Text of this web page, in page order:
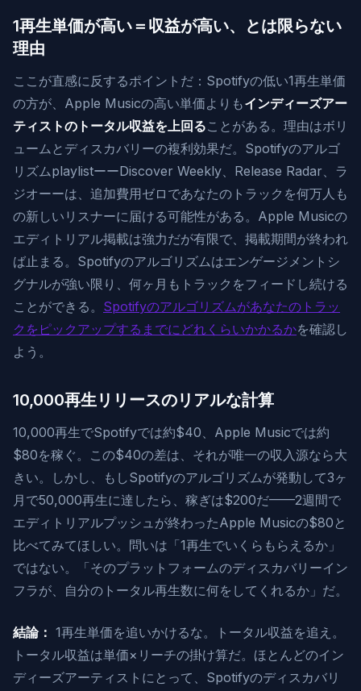
1再生単価が高い＝収益が高い、とは限らない
理由
ここが直感に反するポイントだ：Spotifyの低い1再生単価
の方が、Apple Musicの高い単価よりもインディーズアー
ティストのトータル収益を上回ることがある。理由はボリ
ュームとディスカバリーの複利効果だ。Spotifyのアルゴ
リズムplaylistーーDiscover Weekly、Release Radar、ラ
ジオーーは、追加費用ゼロであなたのトラックを何万人も
の新しいリスナーに届ける可能性がある。Apple Musicの
エディトリアル掲載は強力だが有限で、掲載期間が終われ
ば止まる。Spotifyのアルゴリズムはエンゲージメントシ
グナルが強い限り、何ヶ月もトラックをフィードし続ける
ことができる。 Spotifyのアルゴリズムがあなたのトラッ
クをピックアップするまでにどれくらいかかるかを確認し
よう。
10,000再生リリースのリアルな計算
10,000再生でSpotifyでは約$40、Apple Musicでは約
$80を稼ぐ。この$40の差は、それが唯一の収入源なら大
きい。しかし、もしSpotifyのアルゴリズムが発動して3ヶ
月で50,000再生に達したら、稼ぎは$200だ——2週間で
エディトリアルプッシュが終わったApple Musicの$80と
比べてみてほしい。問いは「1再生でいくらもらえるか」
ではない。「そのプラットフォームのディスカバリーイン
フラが、自分のトータル再生数に何をしてくれるか」だ。
結論： 1再生単価を追いかけるな。トータル収益を追え。
トータル収益は単価×リーチの掛け算だ。ほとんどのイン
ディーズアーティストにとって、Spotifyのディスカバリ